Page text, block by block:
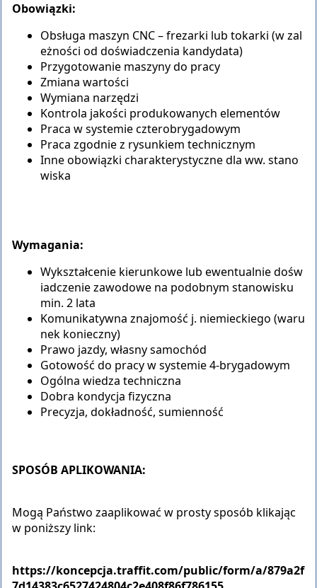
Obowiązki:
Obsługa maszyn CNC – frezarki lub tokarki (w zal
eżności od doświadczenia kandydata)
Przygotowanie maszyny do pracy
Zmiana wartości
Wymiana narzędzi
Kontrola jakości produkowanych elementów
Praca w systemie czterobrygadowym
Praca zgodnie z rysunkiem technicznym
Inne obowiązki charakterystyczne dla ww. stano
wiska
Wymagania:
Wykształcenie kierunkowe lub ewentualnie dośw
iadczenie zawodowe na podobnym stanowisku
min. 2 lata
Komunikatywna znajomość j. niemieckiego (waru
nek konieczny)
Prawo jazdy, własny samochód
Gotowość do pracy w systemie 4-brygadowym
Ogólna wiedza techniczna
Dobra kondycja fizyczna
Precyzja, dokładność, sumienność
SPOSÓB APLIKOWANIA:
Mogą Państwo zaaplikować w prosty sposób klikając
w poniższy link:
https://koncepcja.traffit.com/public/form/a/879a2f